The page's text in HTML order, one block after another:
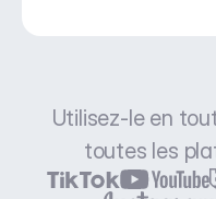
Utilisez-le en
toutes les